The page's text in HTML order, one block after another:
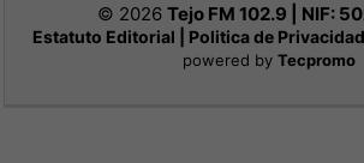
© 2026 Tejo FM 102.9 | NIF:
Estatuto Editorial Politica de
powered by Tecpromo